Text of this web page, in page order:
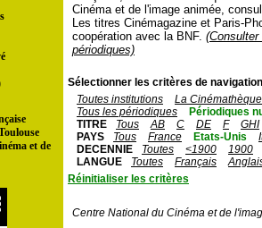
et de
Cinéma et de l'image animée,
Les titres Cinémagazine et Paris-
coopération avec la BNF.
périodiques)
Sélectionner les critères de
Toutes institutions
La
Tous les périodiques
Périodiques
TITRE
Tous AB C DE F
GHI
PAYS
Tous France Etats-Unis
DECENNIE
Toutes <1900
1900
LANGUE
Toutes Français
Réinitialiser les critères
Centre National du Cinéma et de